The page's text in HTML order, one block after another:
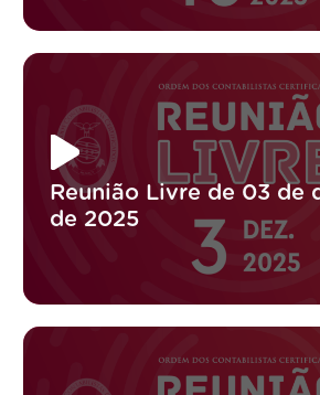
Reunião Livre de 03 de
de 2025